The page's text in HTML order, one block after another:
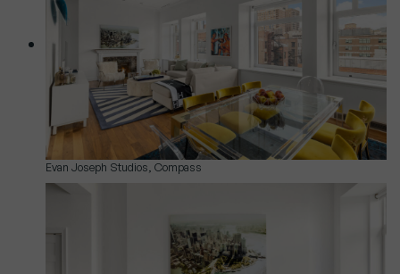
Evan Joseph Studios, Compass